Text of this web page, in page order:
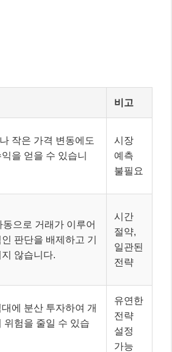
비고
작은 가격 변동에도
을 얻을 수 있습니
시장
예측
불필요
동으로 거래가 이루어
판단을 배제하고 기
않습니다.
시간
절약,
일관된
전략
에 분산 투자하여 개
위험을 줄일 수 있습
유연한
전략
설정
가능